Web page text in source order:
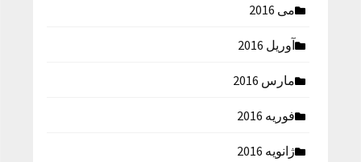
می 2016
آوریل 2016
مارس 2016
فوریه 2016
ژانویه 2016